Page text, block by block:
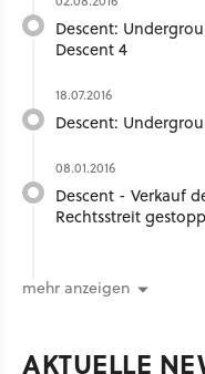
Descent:
Descent 4
18.07.2016
Descent:
08.01.2016
Descent - Verkauf
Rechtsstreit
mehr anzeigen
AKTUELLE